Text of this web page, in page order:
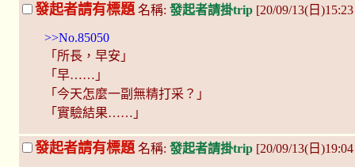
發起者請有標題 名稱: 發起者請掛trip [20/09/13(日
>>No.85050
「所長，早安」
「早……」
「今天怎麼一副無精打采？」
「實驗結果……」
發起者請有標題名稱: 發起者請掛trip [20/09/13(日